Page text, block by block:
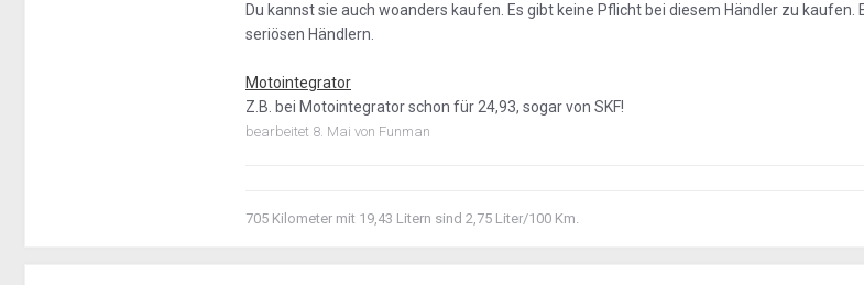
Du kannst sie auch woanders kaufen. Es gibt keine Pflicht bei diesem Händler zu kaufen.
seriösen Händlern.
Motointegrator
Z.B. bei Motointegrator schon für 24,93, sogar von SKF!
bearbeitet 8. Mai von Funman
705 Kilometer mit 19,43 Litern sind 2,75 Liter/100 Km.